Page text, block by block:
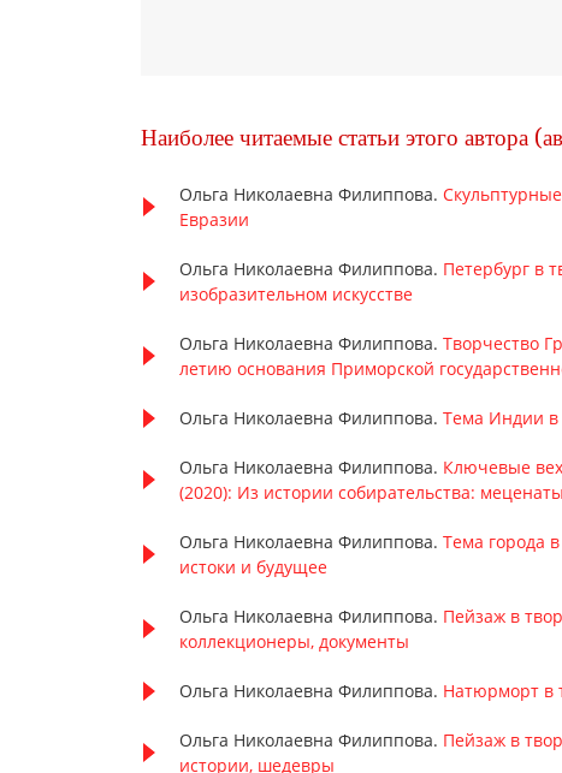
Наиболее читаемые статьи этого автора
Ольга Николаевна Филиппова.
Евразии
Ольга Николаевна Филиппова. Петербург в
изобразительном искусстве
Ольга Николаевна Филиппова. Творчество
летию основания Приморской
Ольга Николаевна Филиппова. Тема Индии в
Ольга Николаевна Филиппова. Ключевые
(2020): Из истории собирательства:
Ольга Николаевна Филиппова. Тема города
истоки и будущее
Ольга Николаевна Филиппова. Пейзаж в
коллекционеры, документы
Ольга Николаевна Филиппова. Натюрморт в
Ольга Николаевна Филиппова. Пейзаж в
истории, шедевры